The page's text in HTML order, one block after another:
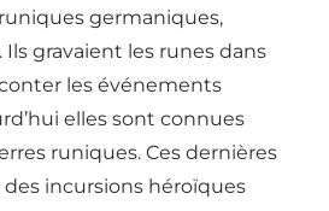
germaniques,
Ils gravaient les runes dans
les événements
elles sont connues
runiques. Ces dernières
incursions héroïques